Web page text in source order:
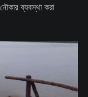
ব্যবস্থা করা